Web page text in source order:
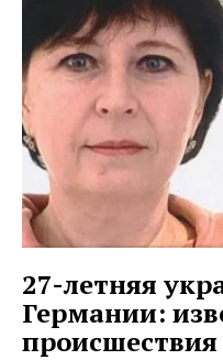
27-летняя
Германии:
происшествия